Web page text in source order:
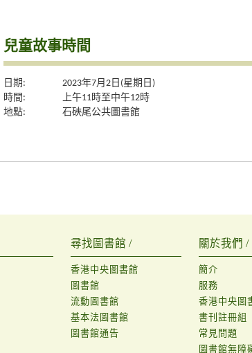
兒童故事時間
日期:
2023年7月2日(星期日)
時間:
上午11時至中午12時
地點:
石硤尾公共圖書館
尋找圖書館 /
香港中央圖書館
圖書館
流動圖書館
基本法圖書館
圖書館通告
關於我們 /
簡介
服務
香港中央圖
書刊註冊組
常見問題
圖書館無障